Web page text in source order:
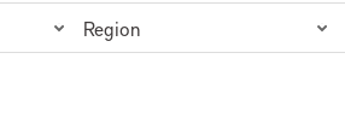
Region